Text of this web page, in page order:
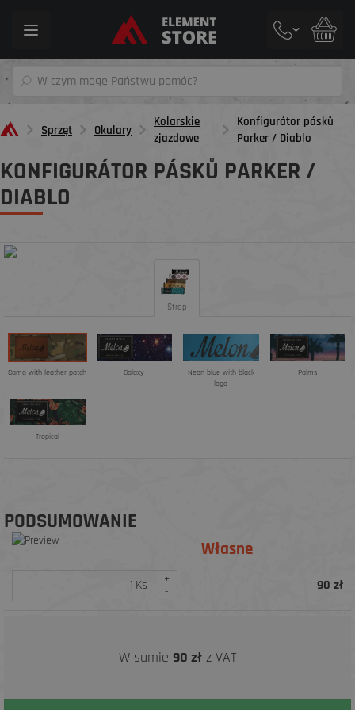
Toggle
Sprzęt Okulary
Kolarskie
zjazdowe
Konfigurátor pásků
Parker / Diablo
KONFIGURÁTOR PÁSKŮ PARKER /
DIABLO
Strap
Camo with leather patch Galaxy
Neon blue with black
logo
Palms
Tropical
PODSUMOWANIE
Własne
Ks
+
-
90 zł
W sumie 90 złz VAT